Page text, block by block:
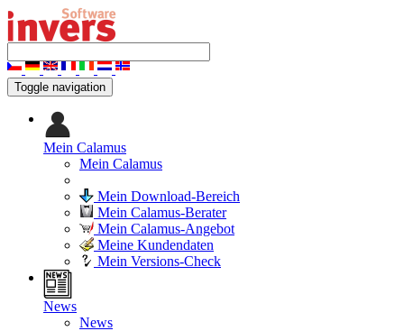
Toggle navigation
Mein Calamus
Mein Calamus
Mein Download-Bereich
Mein Calamus-Berater
Mein Calamus-Angebot
Meine Kundendaten
Mein Versions-Check
News
News